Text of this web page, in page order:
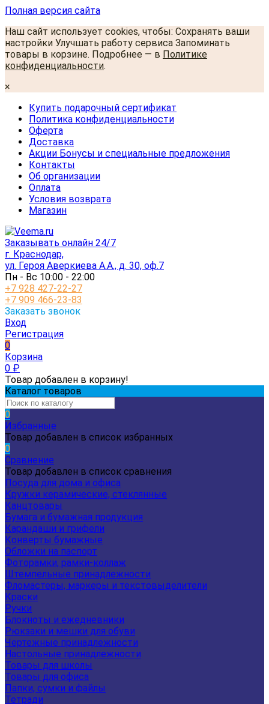
Полная версия сайта
Наш сайт использует cookies, чтобы: Сохранять ваши
настройки Улучшать работу сервиса Запоминать
товары в корзине. Подробнее — в Политике
конфиденциальности.
×
Купить подарочный сертификат
Политика конфиденциальности
Оферта
Доставка
Акции Бонусы и специальные предложения
Контакты
Об организации
Оплата
Условия возврата
Магазин
Заказывать онлайн 24/7
г. Краснодар,
ул. Героя Аверкиева А.А., д. 30, оф.7
Пн - Вс 10:00 - 22:00
+7 928 427-22-27
+7 909 466-23-83
Заказать звонок
Вход
Регистрация
0
Корзина
0 ₽
Товар добавлен в корзину!
Каталог товаров
0
Избранные
Товар добавлен в список избранных
0
Сравнение
Товар добавлен в список сравнения
Посуда для дома и офиса
Кружки керамические, стеклянные
Канцтовары
Бумага и бумажная продукция
Карандаши и грифели
Конверты бумажные
Обложки на паспорт
Фоторамки, рамки-коллаж
Штемпельные принадлежности
Фломастеры, маркеры и текстовыделители
Краски
Ручки
Блокноты и ежедневники
Рюкзаки и мешки для обуви
Чертежные принадлежности
Настольные принадлежности
Товары для школы
Товары для офиса
Папки, сумки и файлы
Тетради